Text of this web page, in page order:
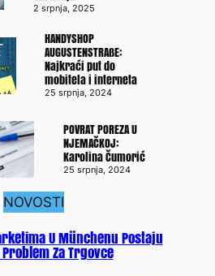
2 srpnja, 2025
HANDYSHOP
AUGUSTENSTRAßE:
Najkraći put do
mobitela i interneta
25 srpnja, 2024
POVRAT POREZA U
NJEMAČKOJ:
Karolina Čumorić
25 srpnja, 2024
NOVOSTI
U Münchenu Postaju
Za Trgovce